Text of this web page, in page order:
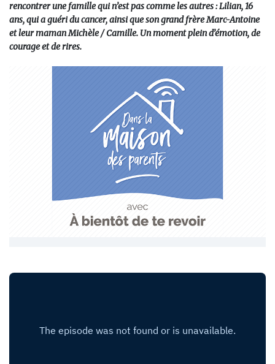
rencontrer une famille qui n’est pas comme les autres : Lilian, 16
ans, qui a guéri du cancer, ainsi que son grand frère Marc-Antoine
et leur maman Michèle / Camille. Un moment plein d’émotion, de
courage et de rires.